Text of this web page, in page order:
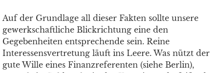
Auf der Grundlage all dieser Fakten sollte unsere
gewerkschaftliche Blickrichtung eine den
Gegebenheiten entsprechende sein. Reine
Interessensvertretung läuft ins Leere. Was nützt der
gute Wille eines Finanzreferenten (siehe Berlin),